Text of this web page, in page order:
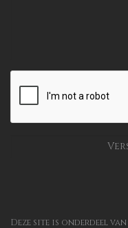
Deze site is onderdeel van